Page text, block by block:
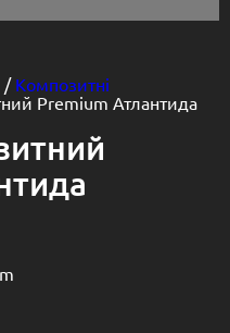
/ Композитні
Premium Атлантида